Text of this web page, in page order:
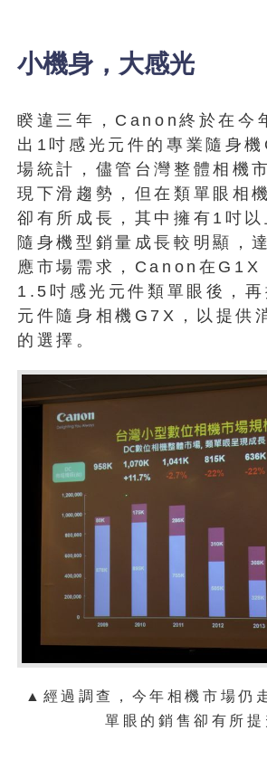
小機身，大感光
睽違三年，Canon終於在今
出1吋感光元件的專業隨身
場統計，儘管台灣整體相機
現下滑趨勢，但在類單眼相
卻有所成長，其中擁有1吋以
隨身機型銷量成長較明顯，
應市場需求，Canon在
1.5吋感光元件類單眼後，
元件隨身相機G7X，以提供
的選擇。
▲經過調查，今年相機市場仍
單眼的銷售卻有所提